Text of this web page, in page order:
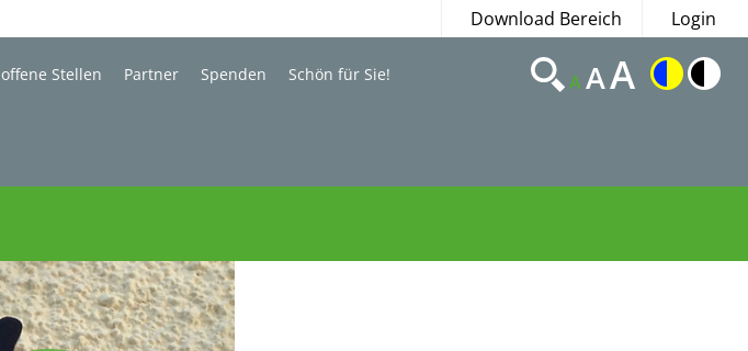
Download Bereich Login
offene Stellen Partner Spenden Schön für Sie! AAA